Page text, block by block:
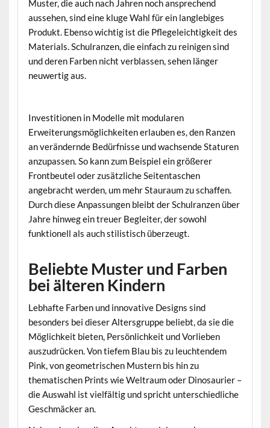
Muster, die auch nach Jahren noch ansprechend
aussehen, sind eine kluge Wahl für ein langlebiges
Produkt. Ebenso wichtig ist die Pflegeleichtigkeit des
Materials. Schulranzen, die einfach zu reinigen sind
und deren Farben nicht verblassen, sehen länger
neuwertig aus.
Investitionen in Modelle mit modularen
Erweiterungsmöglichkeiten erlauben es, den Ranzen
an verändernde Bedürfnisse und wachsende Staturen
anzupassen. So kann zum Beispiel ein größerer
Frontbeutel oder zusätzliche Seitentaschen
angebracht werden, um mehr Stauraum zu schaffen.
Durch diese Anpassungen bleibt der Schulranzen über
Jahre hinweg ein treuer Begleiter, der sowohl
funktionell als auch stilistisch überzeugt.
Beliebte Muster und Farben
bei älteren Kindern
Lebhafte Farben und innovative Designs sind
besonders bei dieser Altersgruppe beliebt, da sie die
Möglichkeit bieten, Persönlichkeit und Vorlieben
auszudrücken. Von tiefem Blau bis zu leuchtendem
Pink, von geometrischen Mustern bis hin zu
thematischen Prints wie Weltraum oder Dinosaurier –
die Auswahl ist vielfältig und spricht unterschiedliche
Geschmäcker an.